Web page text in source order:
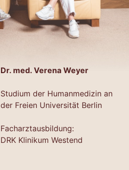
Dr. med. Verena Weyer
Studium der Humanmedizin an
der Freien Universität Berlin
Facharztausbildung:
DRK Klinikum Westend